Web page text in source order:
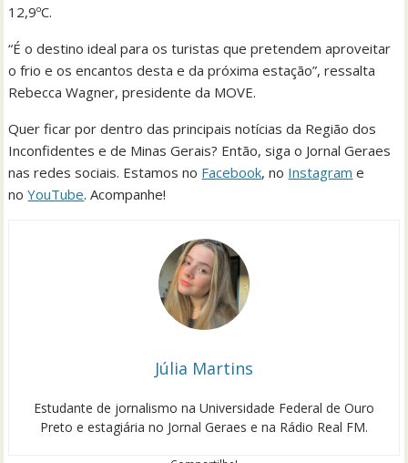
12,9ºC.
“É o destino ideal para os turistas que pretendem aproveitar
o frio e os encantos desta e da próxima estação”, ressalta
Rebecca Wagner, presidente da MOVE.
Quer ficar por dentro das principais notícias da Região dos
Inconfidentes e de Minas Gerais? Então, siga o Jornal Geraes
nas redes sociais. Estamos no Facebook, no Instagram e
noYouTube. Acompanhe!
Júlia Martins
Estudante de jornalismo na Universidade Federal de Ouro
Preto e estagiária no Jornal Geraes e na Rádio Real FM.